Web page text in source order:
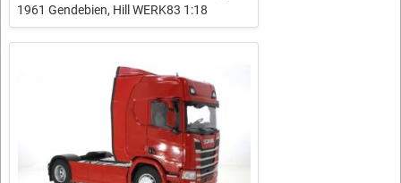
1961 Gendebien, Hill WERK83 1:18